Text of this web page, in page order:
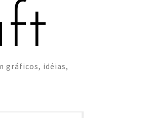
gráficos, idéias,